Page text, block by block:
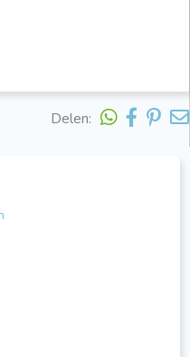
Delen: